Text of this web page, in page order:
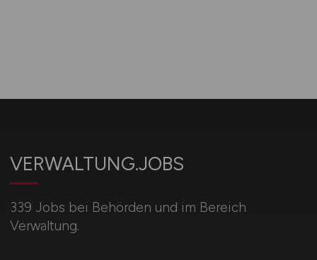
VERWALTUNG.JOBS
339 Jobs bei Behörden und im Bereich
Verwaltung.